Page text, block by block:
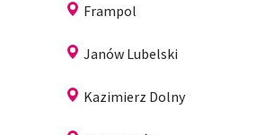
Frampol
Janów Lubelski
Kazimierz Dolny